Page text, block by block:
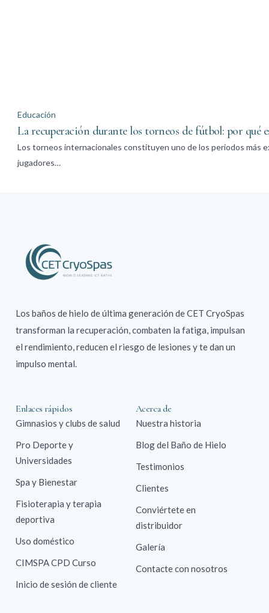
Educación
La recuperación durante los torneos de fútbol: por qué
Los torneos internacionales constituyen uno de los periodos más
jugadores…
Los baños de hielo de última generación de CET CryoSpas
transforman la recuperación, combaten la fatiga, impulsan
el rendimiento, reducen el riesgo de lesiones y te dan un
impulso mental.
Enlaces rápidos
Gimnasios y clubs de salud
Pro Deporte y
Universidades
Spa y Bienestar
Fisioterapia y terapia
deportiva
Uso doméstico
CIMSPA CPD Curso
Inicio de sesión de cliente
Acerca de
Nuestra historia
Blog del Baño de Hielo
Testimonios
Clientes
Conviértete en
distribuidor
Galería
Contacte con nosotros